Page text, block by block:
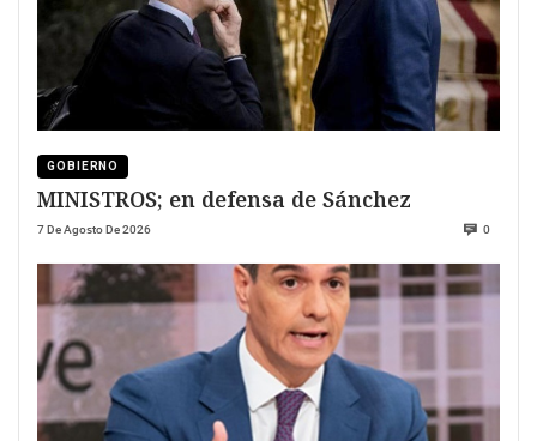
GOBIERNO
MINISTROS; en defensa de Sánchez
7 De Agosto De 2026 0